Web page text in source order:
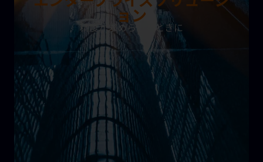
ョン
精度が求められるときに
個別キャビネットからプライベートケージまで
応しています。
専門チームが複雑な法規制
への 対応をサポート
し、
コンプライアンスから災害復旧まで 、
確立された
運用基盤 を提供いたします 。